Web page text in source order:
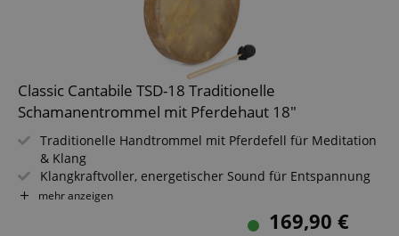
Classic Cantabile TSD-18 Traditionelle
Schamanentrommel mit Pferdehaut 18"
Traditionelle Handtrommel mit Pferdefell für Meditation
& Klang
Klangkraftvoller, energetischer Sound für Entspannung
& Rituale
Größe: 18" (Ø 46 cm) für kräftige Basstöne & tiefe
mehr anzeigen
169,90 €